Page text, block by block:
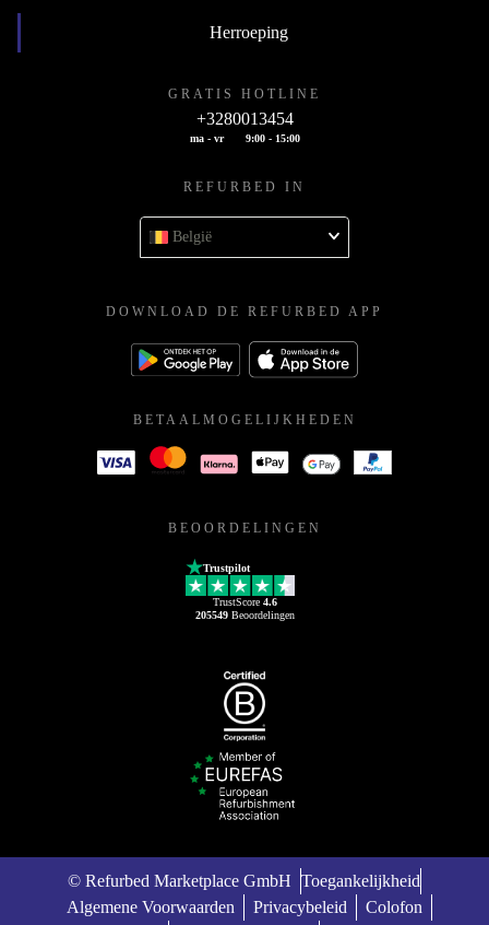
Herroeping
GRATIS HOTLINE
+3280013454
ma - vr 9:00 - 15:00
REFURBED IN
België
DOWNLOAD DE REFURBED APP
BETAALMOGELIJKHEDEN
BEOORDELINGEN
Trustpilot
TrustScore 4.6
205549Beoordelingen
© Refurbed Marketplace GmbH Toegankelijkheid
Algemene Voorwaarden
Privacybeleid
Colofon